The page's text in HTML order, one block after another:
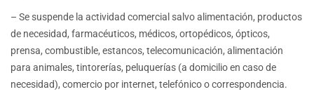
– Se suspende la actividad comercial salvo alimentación, productos
de necesidad, farmacéuticos, médicos, ortopédicos, ópticos,
prensa, combustible, estancos, telecomunicación, alimentación
para animales, tintorerías, peluquerías (a domicilio en caso de
necesidad), comercio por internet, telefónico o correspondencia.